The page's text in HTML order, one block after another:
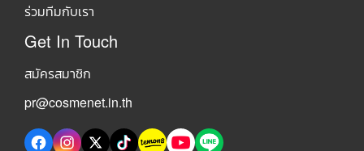
ร่วมทีมกับเรา
Get In Touch
สมัครสมาชิก
pr@cosmenet.in.th